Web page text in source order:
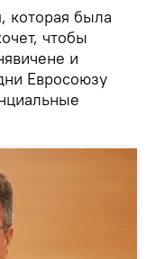
которая была
чтобы
и
Евросоюзу